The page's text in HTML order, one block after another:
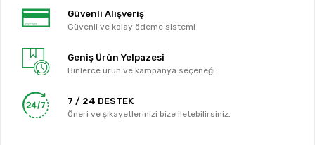
Güvenli Alışveriş
Güvenli ve kolay ödeme sistemi
Geniş Ürün Yelpazesi
Binlerce ürün ve kampanya seçeneği
7 / 24 DESTEK
Öneri ve şikayetlerinizi bize iletebilirsiniz.